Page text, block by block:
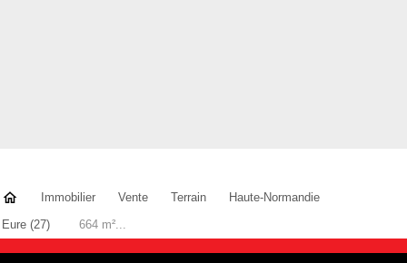
Immobilier Vente Terrain
Haute-Normandie
Eure (27)
664 m²...